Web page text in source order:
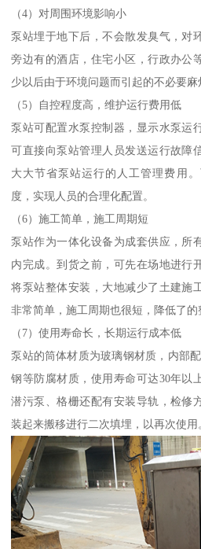
（4）对周围环境影响小
泵站埋于地下后，不会散发臭气，对
旁边有的酒店，住宅小区，行政办公
少以后由于环境问题而引起的不必要麻
（5）自控程度高，维护运行费用低
泵站可配置水泵控制器，显示水泵运
可直接向泵站管理人员发送运行故障
大大节省泵站运行的人工管理费用
度，实现人员的合理化配置。
（6）施工简单，施工周期短
泵站作为一体化设备为成套供应，所
内完成。到货之前，可先在场地进行
将泵站整体安装，大地减少了土建施
非常简单，施工周期也很短，降低了的
（7）使用寿命长，长期运行成本低
泵站的筒体材质为玻璃钢材质，内部
钢等防腐材质，使用寿命可达30年以
潜污泵、格栅还配有安装导轨，检修
装起来搬移进行二次填埋，以再次使用